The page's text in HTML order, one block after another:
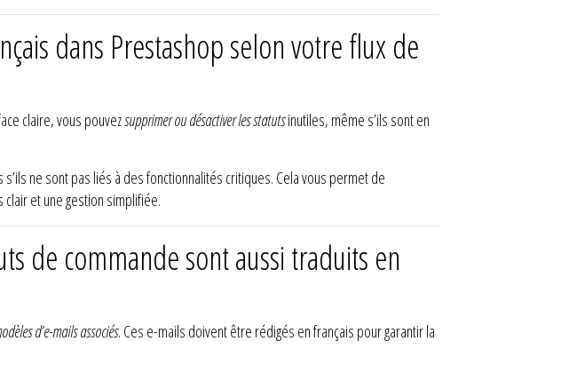
dans Prestashop selon votre flux de
claire, vous pouvezsupprimer ou désactiver les statutsinutiles, même s’ils sont en
ne sont pas liés à des fonctionnalités critiques. Cela vous permet de
et une gestion simplifiée.
de commande sont aussi traduits en
d’e-mails associés. Ces e-mails doivent être rédigés en français pour garantir la